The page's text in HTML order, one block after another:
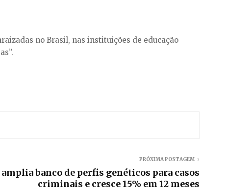
no Brasil, nas instituições de educação
PRÓXIMA POSTAGEM
amplia banco de perfis genéticos para casos
criminais e cresce 15% em 12 meses